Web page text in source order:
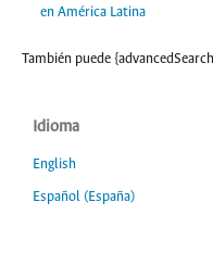
en América Latina
También puede
Idioma
English
Español (España)